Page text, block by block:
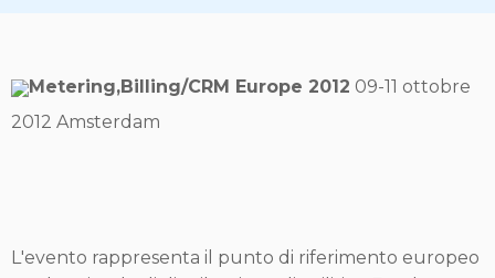
Metering,Billing/CRM Europe 2012 09-11 ottobre
2012 Amsterdam
L'evento rappresenta il punto di riferimento europeo